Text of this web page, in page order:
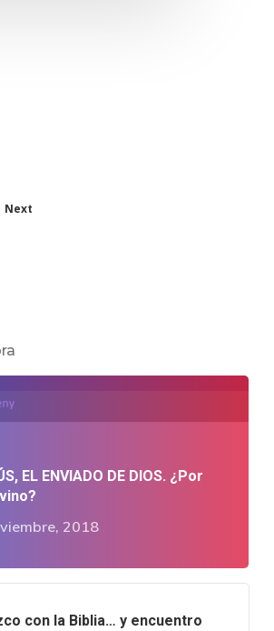
Next
EL ENVIADO DE DIOS. ¿Por
2018
con la Biblia… y encuentro